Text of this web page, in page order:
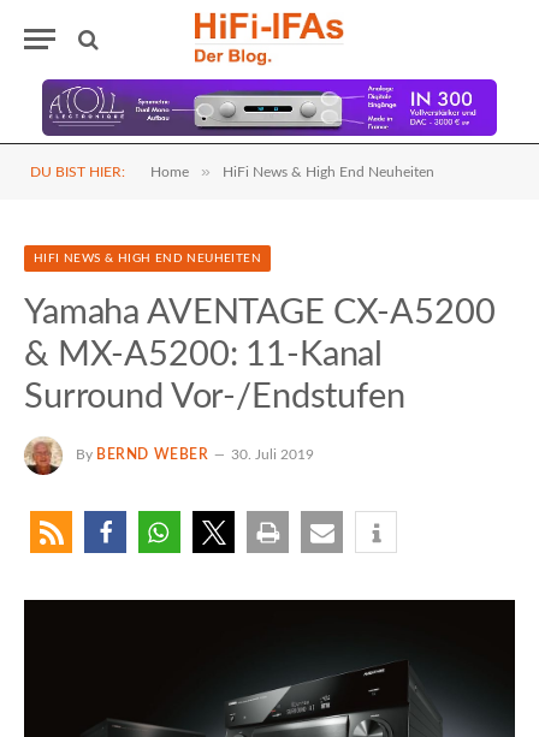
DU BIST HIER: Home » HiFi News & High End Neuheiten
HIFI NEWS & HIGH END NEUHEITEN
Yamaha AVENTAGE CX-A5200
& MX-A5200: 11-Kanal
Surround Vor-/Endstufen
By BERND WEBER 30. Juli 2019